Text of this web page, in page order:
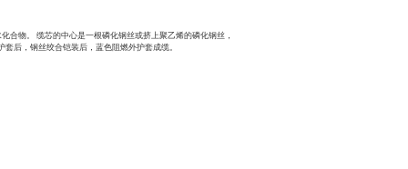
合物。 缆芯的中心是一根磷化钢丝或挤上聚乙烯的磷化钢丝，
后，钢丝绞合铠装后，蓝色阻燃外护套成缆。